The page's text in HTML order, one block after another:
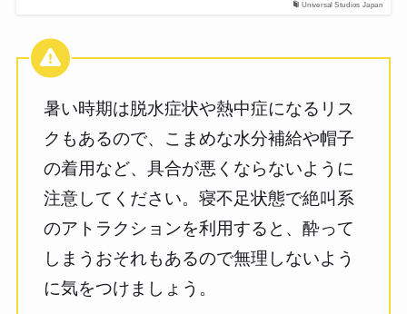
Universal Studios Japan
暑い時期は脱水症状や熱中症になるリス
クもあるので、こまめな水分補給や帽子
の着用など、具合が悪くならないように
注意してください。寝不足状態で絶叫系
のアトラクションを利用すると、酔って
しまうおそれもあるので無理しないよう
に気をつけましょう。